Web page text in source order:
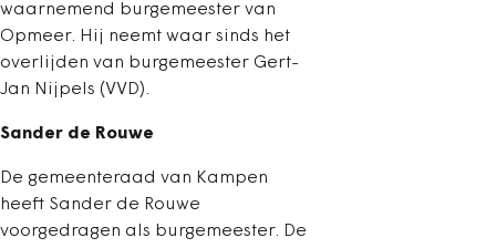
waarnemend burgemeester van
Opmeer. Hij neemt waar sinds het
overlijden van burgemeester Gert-
Jan Nijpels (VVD).
Sander de Rouwe
De gemeenteraad van Kampen
heeft Sander de Rouwe
voorgedragen als burgemeester. De